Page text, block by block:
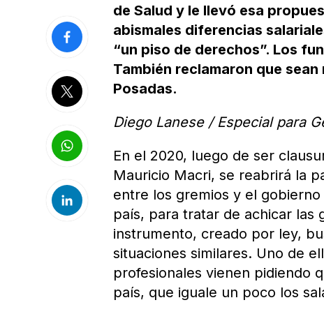
de Salud y le llevó esa
abismales diferencias
“un piso de derechos”. Los
También reclamaron que
Posadas.
Diego Lanese / Especial para
En el 2020, luego de ser
Mauricio Macri, se reabrirá la
entre los gremios y el
país, para tratar de achicar las
instrumento, creado por ley,
situaciones similares. Uno de
profesionales vienen pidiendo
país, que iguale un poco los